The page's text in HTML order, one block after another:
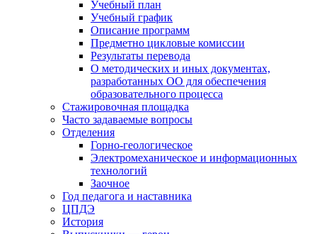
Учебный план
Учебный график
Описание программ
Предметно цикловые комиссии
Результаты перевода
О методических и иных документах,
разработанных ОО для обеспечения
образовательного процесса
Стажировочная площадка
Часто задаваемые вопросы
Отделения
Горно-геологическое
Электромеханическое и информационных
технологий
Заочное
Год педагога и наставника
ЦПДЭ
История